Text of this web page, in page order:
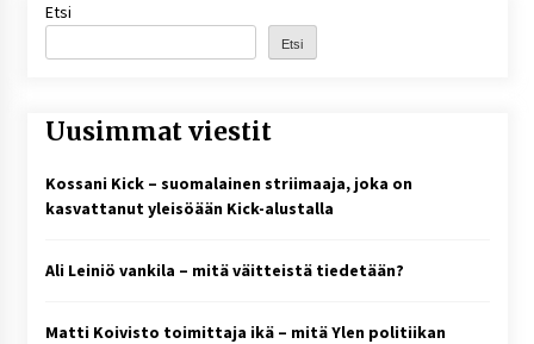
Etsi
Etsi
Uusimmat viestit
Kossani Kick – suomalainen striimaaja, joka on
kasvattanut yleisöään Kick-alustalla
Ali Leiniö vankila – mitä väitteistä tiedetään?
Matti Koivisto toimittaja ikä – mitä Ylen politiikan